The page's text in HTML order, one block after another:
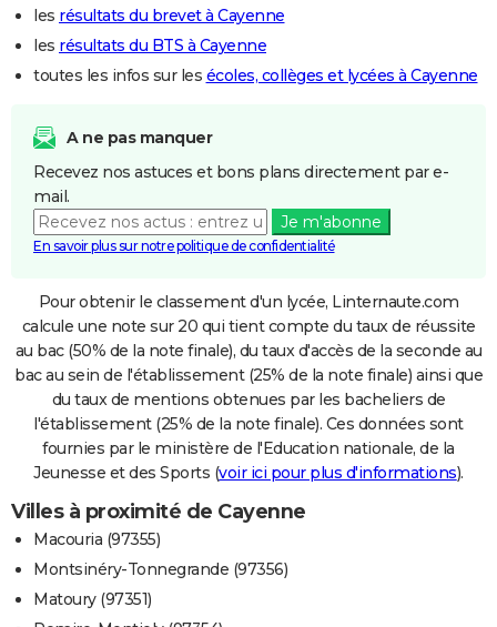
les résultats du brevet à Cayenne
les résultats du BTS à Cayenne
toutes les infos sur les écoles, collèges et lycées à Cayenne
A ne pas manquer
Recevez nos astuces et bons plans directement par e-
mail.
Je m'abonne
En savoir plus sur notre politique de confidentialité
Pour obtenir le classement d'un lycée, Linternaute.com
calcule une note sur 20 qui tient compte du taux de réussite
au bac (50% de la note finale), du taux d'accès de la seconde au
bac au sein de l'établissement (25% de la note finale) ainsi que
du taux de mentions obtenues par les bacheliers de
l'établissement (25% de la note finale). Ces données sont
fournies par le ministère de l'Education nationale, de la
Jeunesse et des Sports (voir ici pour plus d'informations).
Villes à proximité de Cayenne
Macouria (97355)
Montsinéry-Tonnegrande (97356)
Matoury (97351)